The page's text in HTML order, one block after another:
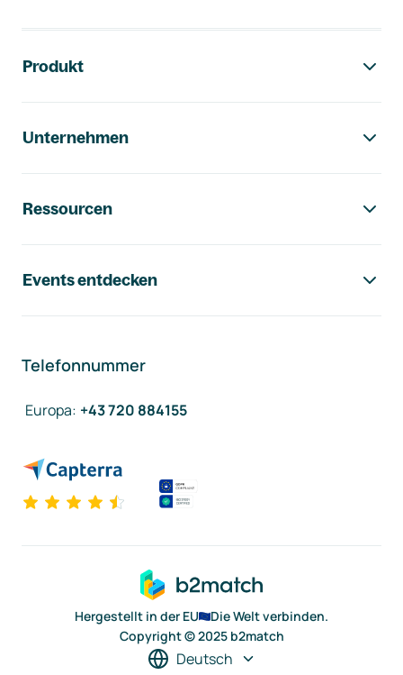
Produkt
Unternehmen
Ressourcen
Events entdecken
Telefonnummer
Europa: +43 720 884155
Hergestellt in der EU
Die Welt verbinden.
Copyright © 2025 b2match
Deutsch